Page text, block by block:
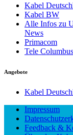
Kabel
Kabel BW
Alle Infos zu
News
Primacom
Tele Columbus
Angebote
Kabel
Impressum
Feedback &